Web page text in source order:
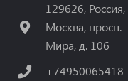
129626, Россия,
Москва, просп.
Мира, д. 106
+74950065418